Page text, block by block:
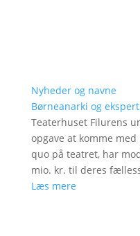
Nyheder og navne
Børneanarki og
Teaterhuset Filurens
opgave at komme
quo på teatret, har
mio. kr. til deres
Læs mere